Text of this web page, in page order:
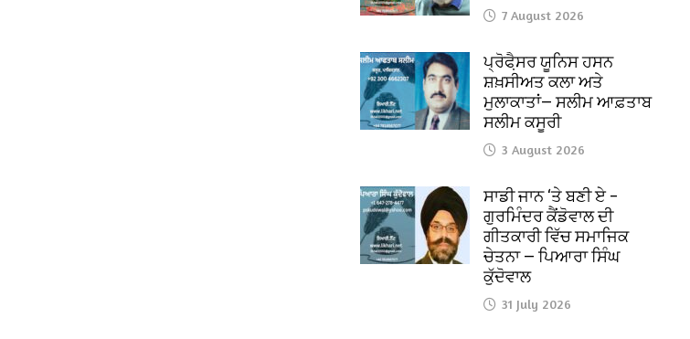
7 August 2026
ਪ੍ਰੋਫੈ਼ਸਰ ਯੂਨਿਸ ਹਸਨ
ਸ਼ਖ਼ਸੀਅਤ ਕਲਾ ਅਤੇ
ਮੁਲਾਕਾਤਾਂ— ਸਲੀਮ ਆਫ਼ਤਾਬ
ਸਲੀਮ ਕਸੂਰੀ
3 August 2026
ਸਾਡੀ ਜਾਨ ‘ਤੇ ਬਣੀ ਏ –
ਗੁਰਮਿੰਦਰ ਕੈਂਡੋਵਾਲ ਦੀ
ਗੀਤਕਾਰੀ ਵਿੱਚ ਸਮਾਜਿਕ
ਚੇਤਨਾ — ਪਿਆਰਾ ਸਿੰਘ
ਕੁੱਦੋਵਾਲ
31 July 2026